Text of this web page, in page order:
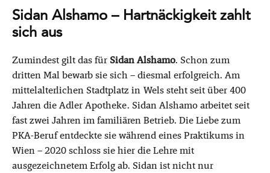
Sidan Alshamo – Hartnäckigkeit zahlt
sich aus
Zumindest gilt das für Sidan Alshamo. Schon zum
dritten Mal bewarb sie sich – diesmal erfolgreich. Am
mittelalterlichen Stadtplatz in Wels steht seit über 400
Jahren die Adler Apotheke. Sidan Alshamo arbeitet seit
fast zwei Jahren im familiären Betrieb. Die Liebe zum
PKA-Beruf entdeckte sie während eines Praktikums in
Wien – 2020 schloss sie hier die Lehre mit
ausgezeichnetem Erfolg ab. Sidan ist nicht nur